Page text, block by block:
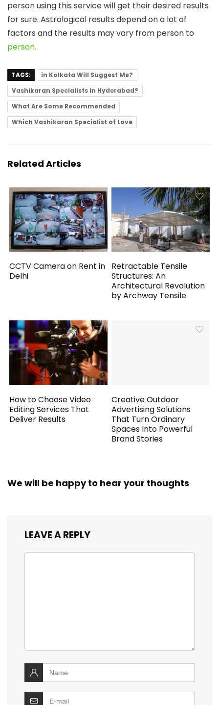
person using this service will get their desired results
for sure. Astrological results depend on a lot of
factors and the results may vary from person to
person.
TAGS:
in Kolkata Will Suggest Me?
Vashikaran Specialists in Hyderabad?
What Are Some Recommended
Which Vashikaran Specialist of Love
Related Articles
CCTV Camera on Rent in
Delhi
Retractable Tensile
Structures: An
Architectural Revolution
by Archway Tensile
How to Choose Video
Editing Services That
Deliver Results
Creative Outdoor
Advertising Solutions
That Turn Ordinary
Spaces Into Powerful
Brand Stories
We will be happy to hear your thoughts
LEAVE A REPLY